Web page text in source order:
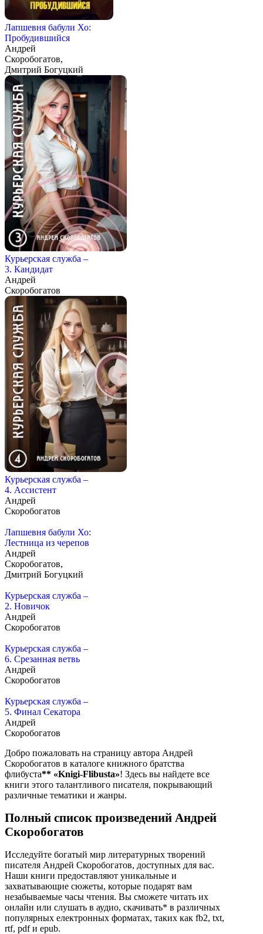
Лапшевня бабули Хо:
Пробудившийся
Андрей
Скоробогатов,
Дмитрий Богуцкий
Курьерская служба –
3. Кандидат
Андрей
Скоробогатов
Курьерская служба –
4. Ассистент
Андрей
Скоробогатов
Лапшевня бабули Хо:
Лестница из черепов
Андрей
Скоробогатов,
Дмитрий Богуцкий
Курьерская служба –
2. Новичок
Андрей
Скоробогатов
Курьерская служба –
6. Срезанная ветвь
Андрей
Скоробогатов
Курьерская служба –
5. Финал Секатора
Андрей
Скоробогатов
Добро пожаловать на страницу автора Андрей
Скоробогатов в каталоге книжного братства
флибуста** «Knigi-Flibusta»! Здесь вы найдете все
книги этого талантливого писателя, покрывающий
различные тематики и жанры.
Полный список произведений Андрей
Скоробогатов
Исследуйте богатый мир литературных творений
писателя Андрей Скоробогатов, доступных для вас.
Наши книги предоставляют уникальные и
захватывающие сюжеты, которые подарят вам
незабываемые часы чтения. Вы сможете читать их
онлайн или слушать в аудио, скачивать* в различных
популярных електронных форматах, таких как fb2, txt,
rtf, pdf и epub.